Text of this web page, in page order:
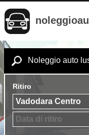
Noleggio auto
Ritiro